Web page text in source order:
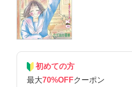
初めての方
最大70%OFFクーポン